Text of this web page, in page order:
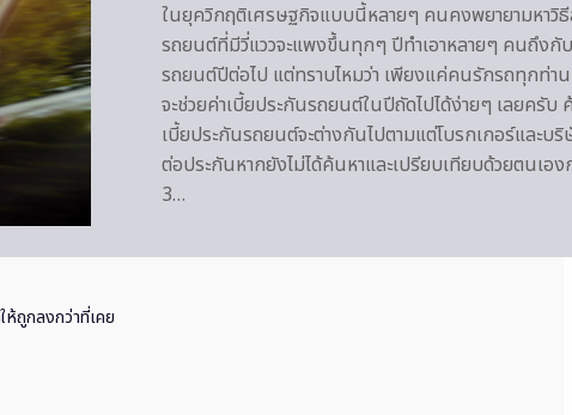
ในยุควิกฤติเศรษฐกิจแบบนี้หลายๆ คนคงพยายามหาวิธี
รถยนต์ที่มีวี่แววจะแพงขึ้นทุกๆ ปีทำเอาหลายๆ คนถึงกั
รถยนต์ปีต่อไป แต่ทราบไหมว่า เพียงแค่คนรักรถทุกท่
จะช่วยค่าเบี้ยประกันรถยนต์ในปีถัดไปได้ง่ายๆ เลยครั
เบี้ยประกันรถยนต์จะต่างกันไปตามแต่โบรกเกอร์และบ
ต่อประกันหากยังไม่ได้ค้นหาและเปรียบเทียบด้วยตนเ
3…
ถูกลงกว่าที่เคย